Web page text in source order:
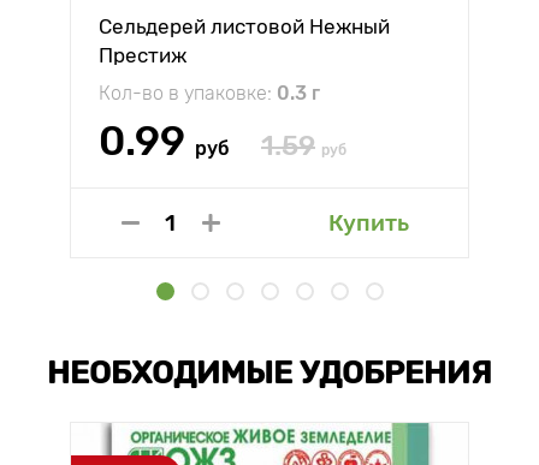
Сельдерей листовой Нежный
Престиж
Кол-во в упаковке: 0.3 г
0.99 руб 1.59 руб
Купить
НЕОБХОДИМЫЕ УДОБРЕНИЯ